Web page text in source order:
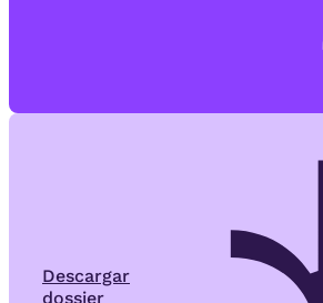
Descargar
dossier